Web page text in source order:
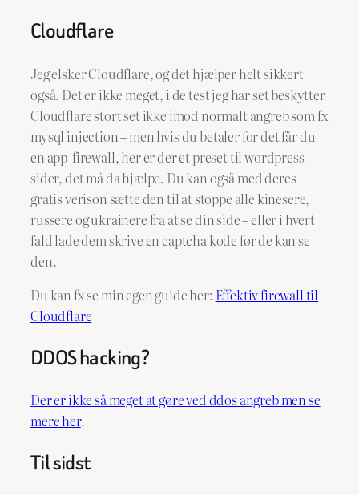
Cloudflare
Jeg elsker Cloudflare, og det hjælper helt sikkert
også. Det er ikke meget, i de test jeg har set beskytter
Cloudflare stort set ikke imod normalt angreb som fx
mysql injection – men hvis du betaler for det får du
en app-firewall, her er der et preset til wordpress
sider, det må da hjælpe. Du kan også med deres
gratis verison sætte den til at stoppe alle kinesere,
russere og ukrainere fra at se din side – eller i hvert
fald lade dem skrive en captcha kode før de kan se
den.
Du kan fx se min egen guide her: Effektiv firewall til
Cloudflare
DDOS hacking?
Der er ikke så meget at gøre ved ddos angreb men se
mere her.
Til sidst